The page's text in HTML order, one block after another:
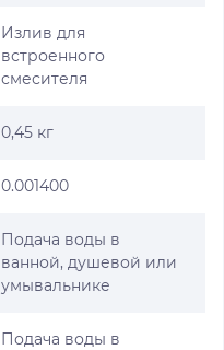
Излив для
встроенного
смесителя
0,45 кг
0.001400
Подача воды в
ванной, душевой или
умывальнике
Подача воды в